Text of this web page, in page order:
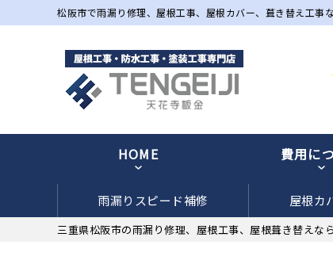
松阪市で雨漏り修理、屋根工事、屋根カバー、葺き替え工
HOME 費用に
雨漏りスピード補修 屋根カ
三重県松阪市の雨漏り修理、屋根工事、屋根葺き替えな